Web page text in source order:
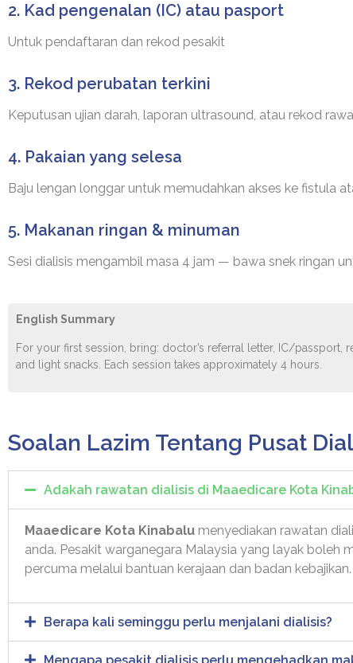
2. Kad pengenalan (IC) atau pasport
Untuk pendaftaran dan rekod pesakit
3. Rekod perubatan terkini
Keputusan ujian darah, laporan ultrasound, atau rekod
4. Pakaian yang selesa
Baju lengan longgar untuk memudahkan akses ke fistula
5. Makanan ringan & minuman
Sesi dialisis mengambil masa 4 jam — bawa snek ringan
English Summary
For your first session, bring: doctor’s referral letter, IC/
and light snacks. Each session takes approximately 4 hours.
Soalan Lazim Tentang Pusat
Adakah rawatan dialisis di Maaedicare Kota
Maaedicare Kota Kinabalu menyediakan rawatan
anda. Pesakit warganegara Malaysia yang layak boleh
percuma melalui bantuan kerajaan dan badan
Berapa kali seminggu perlu menjalani dialisis?
Mengapa pesakit dialisis perlu mengehadkan